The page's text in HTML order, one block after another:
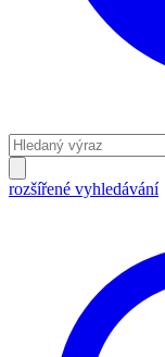
rozšířené vyhledávání